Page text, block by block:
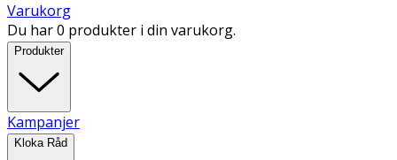
Varukorg
Du har 0 produkter i din varukorg.
Produkter
Kampanjer
Kloka Råd